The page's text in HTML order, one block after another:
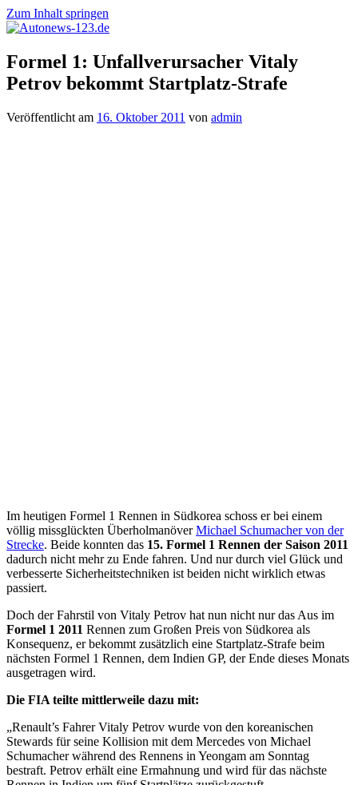
Zum Inhalt springen
Autonews-
123.de
Autonews
mit
Charme
Formel 1: Unfallverursacher Vitaly
Petrov bekommt Startplatz-Strafe
Veröffentlicht am 16. Oktober 2011 von admin
Im heutigen Formel 1 Rennen in Südkorea schoss er bei einem
völlig missglückten ÜberholmanöverMichael Schumacher von der
Strecke. Beide konnten das 15. Formel 1 Rennen der Saison 2011
dadurch nicht mehr zu Ende fahren. Und nur durch viel Glück und
verbesserte Sicherheitstechniken ist beiden nicht wirklich etwas
passiert.
Doch der Fahrstil von Vitaly Petrov hat nun nicht nur das Aus im
Formel 1 2011 Rennen zum Großen Preis von Südkorea als
Konsequenz, er bekommt zusätzlich eine Startplatz-Strafe beim
nächsten Formel 1 Rennen, dem Indien GP, der Ende dieses Monats
ausgetragen wird.
Die FIA teilte mittlerweile dazu mit:
„Renault’s Fahrer Vitaly Petrov wurde von den koreanischen
Stewards für seine Kollision mit dem Mercedes von Michael
Schumacher während des Rennens in Yeongam am Sonntag
bestraft. Petrov erhält eine Ermahnung und wird für das nächste